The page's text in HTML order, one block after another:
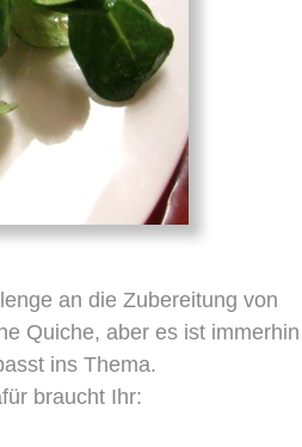
an die Zubereitung von
Quiche, aber es ist immerhin
ins Thema.
braucht Ihr: